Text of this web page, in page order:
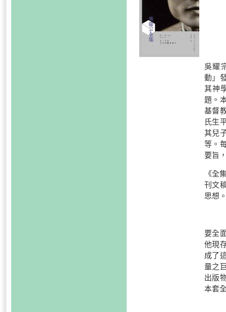
吳耀
動」
其神
題。
基督
氏生
其兒
等。
要旨
《全
刊文
思想
要全
他現
成了
量之
出版
本套